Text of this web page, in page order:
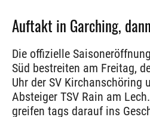
Auftakt in Garching,
Die offizielle
Süd bestreiten am Freitag,
Uhr der SV Kirchanschöring
Absteiger TSV Rain am
greifen tags darauf ins